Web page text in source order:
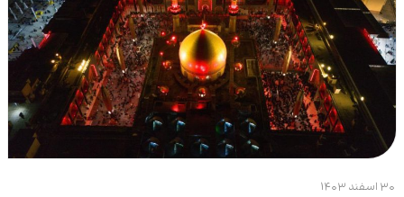
۳۰ اسفند ۱۴۰۳